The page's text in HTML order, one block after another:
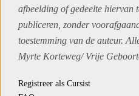
afbeelding of gedeelte hiervan
publiceren, zonder
toestemming van de auteur.
Myrte Korteweg/Vrije
Registreer als Cursist